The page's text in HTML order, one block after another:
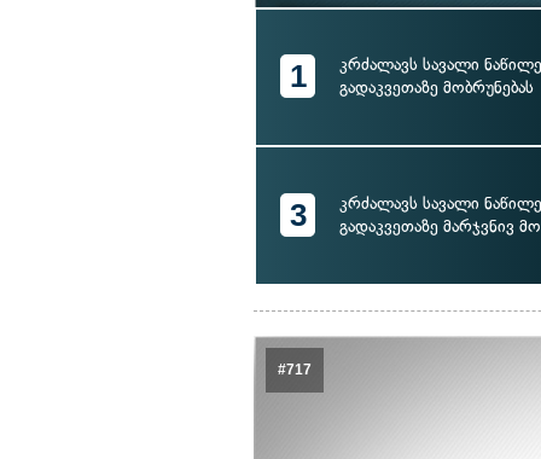
1
კრძალავს სავალი
გადაკვეთაზე მობრუნებას
3
კრძალავს სავალი
გადაკვეთაზე მარჯვნივ
#717